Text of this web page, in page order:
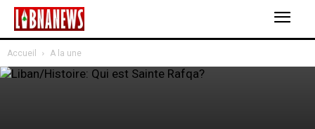
Accueil A la une